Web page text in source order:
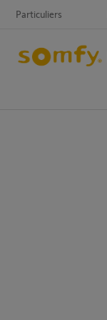
Particuliers